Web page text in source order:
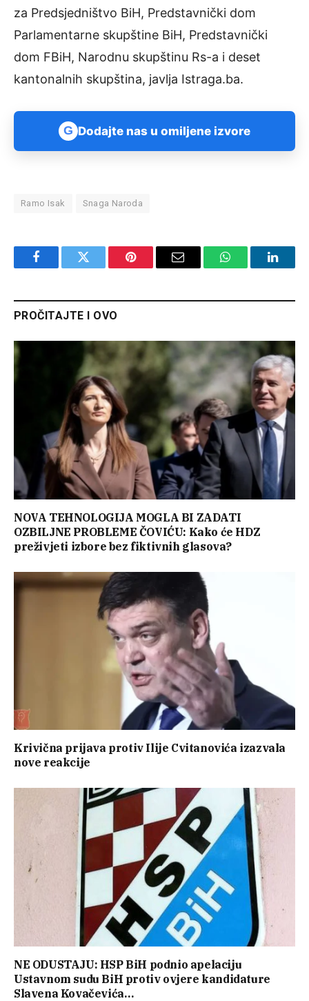
za Predsjedništvo BiH, Predstavnički dom
Parlamentarne skupštine BiH, Predstavnički
dom FBiH, Narodnu skupštinu Rs-a i deset
kantonalnih skupština, javlja Istraga.ba.
G Dodajte nas u omiljene izvore
Ramo Isak Snaga Naroda
FacebookTwitter Pinterest Email WhatsApp
PROČITAJTE I OVO
NOVA TEHNOLOGIJA MOGLA BI ZADATI
OZBILJNE PROBLEME ČOVIĆU: Kako će HDZ
preživjeti izbore bez fiktivnih glasova?
Krivična prijava protiv Ilije Cvitanovića izazvala
nove reakcije
NE ODUSTAJU: HSP BiH podnio apelaciju
Ustavnom sudu BiH protiv ovjere kandidature
Slavena Kovačevića…